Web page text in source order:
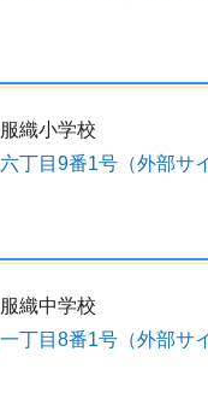
織小学校
丁目9番1号（外部サ
織中学校
丁目8番1号（外部サ